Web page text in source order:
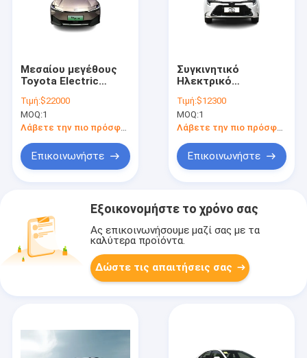
Μεσαίου μεγέθους
Toyota Electric
PRO Pure Electric
Toyota Bz3 EV
Τιμή:$22000
MOQ:1
Λάβετε την πιο πρόσφατη τιμή
Επικοινωνήστε
Συγκινητικό
Ηλεκτρικό
1.8L 98HP L4
Υβριδικός Μηχανής
Ηλεκτρικό
Τιμή:$12300
MOQ:1
Λάβετε την πιο πρόσφατη τιμή
Επικοινωνήστε
Εξοικονομήστε το χρόνο σας
Ας επικοινωνήσουμε μαζί σας με τα
καλύτερα προϊόντα.
Δώστε τις απαιτήσεις σας